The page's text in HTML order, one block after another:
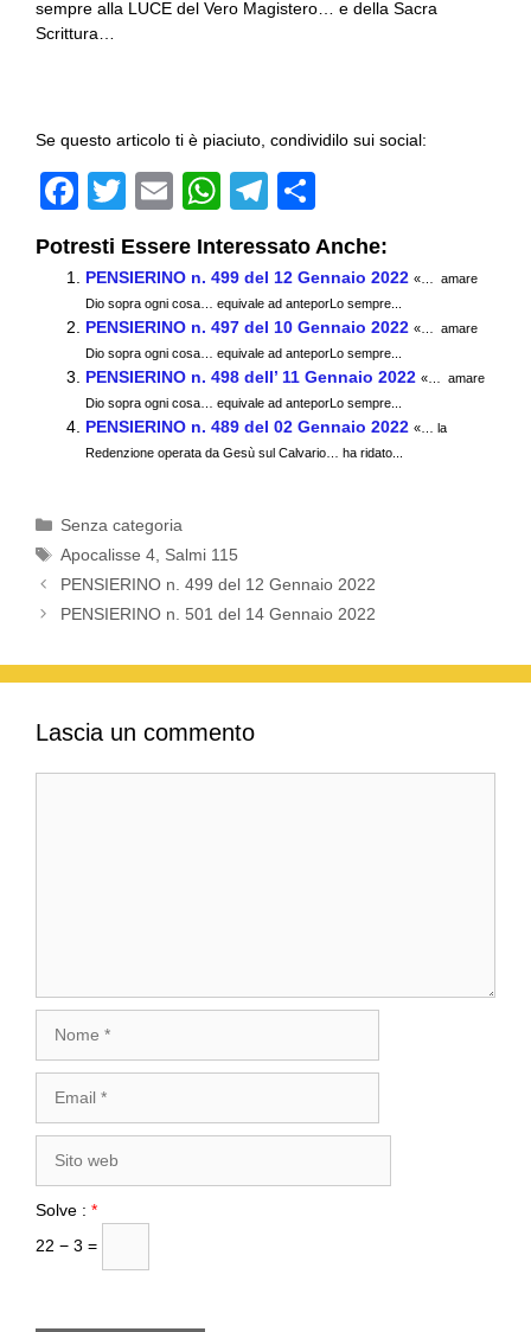
sempre alla LUCE del Vero Magistero… e della Sacra
Scrittura…
Se questo articolo ti è piaciuto, condividilo sui social:
F
c
e
b
o
o
k
T
wi
tt
er
E
m
ail
W
at
s
A
p
p
T
el
e
gr
a
m
o
n
di
vi
di
Potresti Essere Interessato Anche:
PENSIERINO n. 499 del 12 Gennaio 2022 «… amare
Dio sopra ogni cosa… equivale ad anteporLo sempre...
PENSIERINO n. 497 del 10 Gennaio 2022 «… amare
Dio sopra ogni cosa… equivale ad anteporLo sempre...
PENSIERINO n. 498 dell’ 11 Gennaio 2022 «… amare
Dio sopra ogni cosa… equivale ad anteporLo sempre...
PENSIERINO n. 489 del 02 Gennaio 2022 «… la
Redenzione operata da Gesù sul Calvario… ha ridato...
Categorie
Senza categoria
Tag
Apocalisse 4, Salmi 115
PENSIERINO n. 499 del 12 Gennaio 2022
PENSIERINO n. 501 del 14 Gennaio 2022
Lascia un commento
web
Solve : *
22 − 3 =